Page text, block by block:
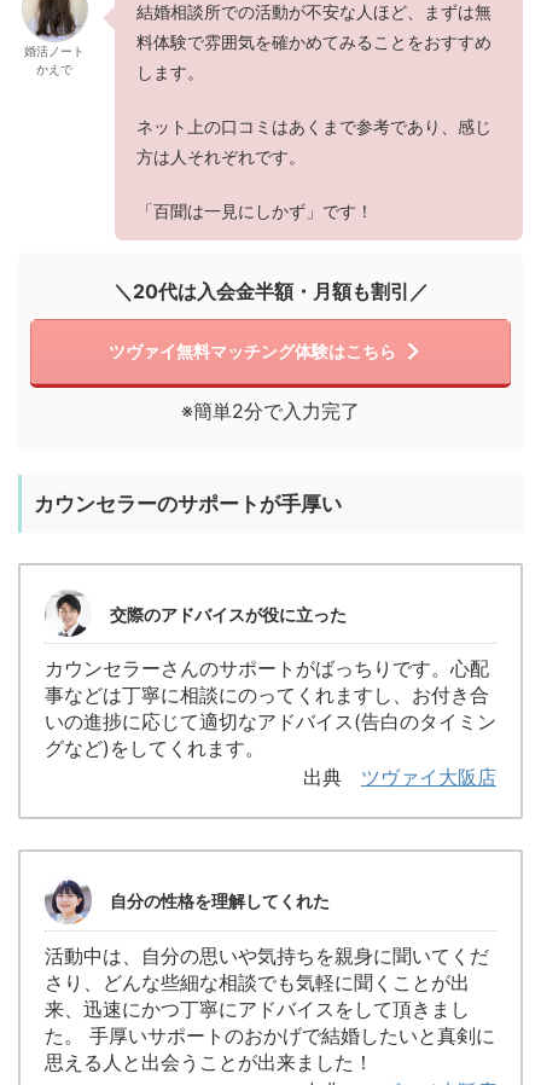
婚活ノート
かえで
結婚相談所での活動が不安な人ほど、まずは無
料体験で雰囲気を確かめてみることをおすすめ
します。
ネット上の口コミはあくまで参考であり、感じ
方は人それぞれです。
「百聞は一見にしかず」です！
＼20代は入会金半額・月額も割引／
ツヴァイ無料マッチング体験はこちら
※簡単2分で入力完了
カウンセラーのサポートが手厚い
交際のアドバイスが役に立った
カウンセラーさんのサポートがばっちりです。心配
事などは丁寧に相談にのってくれますし、お付き合
いの進捗に応じて適切なアドバイス(告白のタイミン
グなど)をしてくれます。
出典 ツヴァイ大阪店
自分の性格を理解してくれた
活動中は、自分の思いや気持ちを親身に聞いてくだ
さり、どんな些細な相談でも気軽に聞くことが出
来、迅速にかつ丁寧にアドバイスをして頂きまし
た。 手厚いサポートのおかげで結婚したいと真剣に
思える人と出会うことが出来ました！